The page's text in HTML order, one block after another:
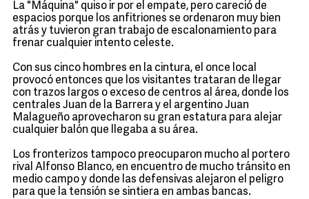
La "Máquina" quiso ir por el empate, pero careció de
espacios porque los anfitriones se ordenaron muy bien
atrás y tuvieron gran trabajo de escalonamiento para
frenar cualquier intento celeste.
Con sus cinco hombres en la cintura, el once local
provocó entonces que los visitantes trataran de llegar
con trazos largos o exceso de centros al área, donde los
centrales Juan de la Barrera y el argentino Juan
Malagueño aprovecharon su gran estatura para alejar
cualquier balón que llegaba a su área.
Los fronterizos tampoco preocuparon mucho al portero
rival Alfonso Blanco, en encuentro de mucho tránsito en
medio campo y donde las defensivas alejaron el peligro
para que la tensión se sintiera en ambas bancas.